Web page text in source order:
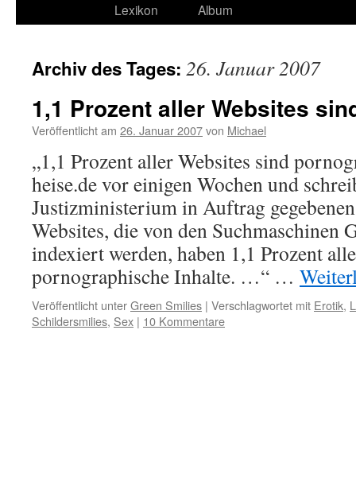
Lexikon
Album
Archiv des Tages: 26. Januar 2007
1,1 Prozent aller Websites
Veröffentlicht am 26. Januar 2007von Michael
„1,1 Prozent aller Websites sind
heise.de vor einigen Wochen und
Justizministerium in Auftrag
Websites, die von den Suchmaschinen
indexiert werden, haben 1,1 Prozent
pornographische Inhalte. …“ …
Veröffentlicht unterGreen Smilies | Verschlagwortet mit Erotik,
Schildersmilies, Sex | 10 Kommentare